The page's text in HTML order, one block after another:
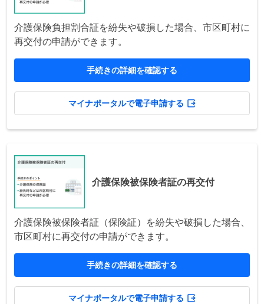
介護保険負担割合証を紛失や破損した場合、市区町村に
再交付の申請ができます。
手続きの詳細を確認する
マイナポータルで電子申請する
介護保険被保険者証の再交付
介護保険被保険者証（保険証）を紛失や破損した場合、
市区町村に再交付の申請ができます。
手続きの詳細を確認する
マイナポータルで電子申請する